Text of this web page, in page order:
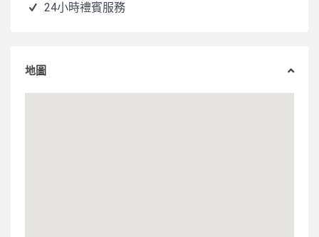
24小時禮賓服務
地圖